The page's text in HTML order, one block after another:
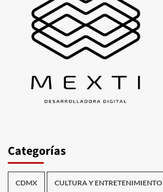
Categorías
CDMX CULTURA Y ENTRETENIMIENTO